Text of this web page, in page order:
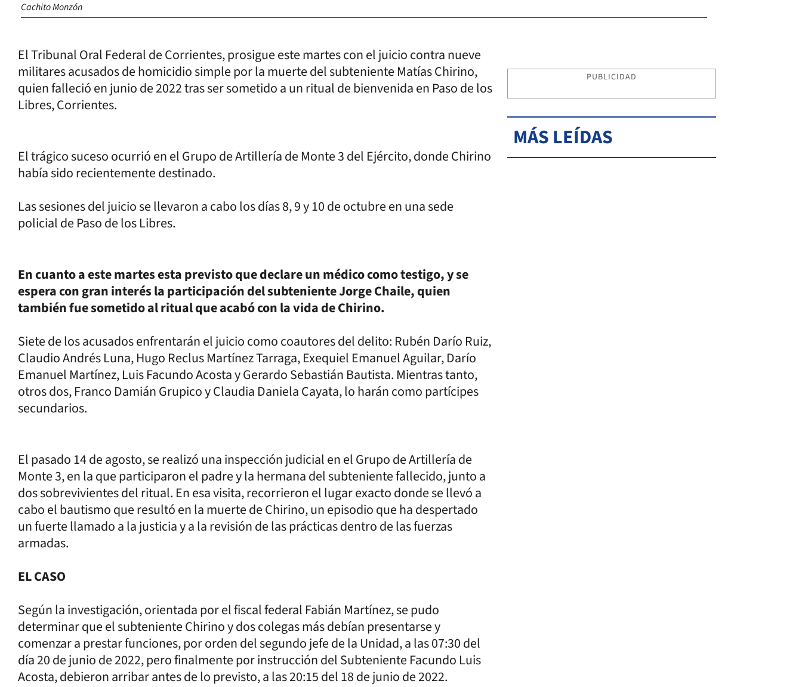
Cachito Monzón
El Tribunal Oral Federal de Corrientes, prosigue este martes con el juicio contra nueve
militares acusados de homicidio simple por la muerte del subteniente Matías Chirino,
quien falleció en junio de 2022 tras ser sometido a un ritual de bienvenida en Paso de los
Libres, Corrientes.
El trágico suceso ocurrió en el Grupo de Artillería de Monte 3 del Ejército, donde Chirino
había sido recientemente destinado.
Las sesiones del juicio se llevaron a cabo los días 8, 9 y 10 de octubre en una sede
policial de Paso de los Libres.
En cuanto a este martes esta previsto que declare un médico como testigo, y se
espera con gran interés la participación del subteniente Jorge Chaile, quien
también fue sometido al ritual que acabó con la vida de Chirino.
Siete de los acusados enfrentarán el juicio como coautores del delito: Rubén Darío Ruiz,
Claudio Andrés Luna, Hugo Reclus Martínez Tarraga, Exequiel Emanuel Aguilar, Darío
Emanuel Martínez, Luis Facundo Acosta y Gerardo Sebastián Bautista. Mientras tanto,
otros dos, Franco Damián Grupico y Claudia Daniela Cayata, lo harán como partícipes
secundarios.
El pasado 14 de agosto, se realizó una inspección judicial en el Grupo de Artillería de
Monte 3, en la que participaron el padre y la hermana del subteniente fallecido, junto a
dos sobrevivientes del ritual. En esa visita, recorrieron el lugar exacto donde se llevó a
cabo el bautismo que resultó en la muerte de Chirino, un episodio que ha despertado
un fuerte llamado a la justicia y a la revisión de las prácticas dentro de las fuerzas
armadas.
EL CASO
Según la investigación, orientada por el fiscal federal Fabián Martínez, se pudo
determinar que el subteniente Chirino y dos colegas más debían presentarse y
comenzar a prestar funciones, por orden del segundo jefe de la Unidad, a las 07:30 del
día 20 de junio de 2022, pero finalmente por instrucción del Subteniente Facundo Luis
Acosta, debieron arribar antes de lo previsto, a las 20:15 del 18 de junio de 2022.
PUBLICIDAD
MÁS LEÍDAS